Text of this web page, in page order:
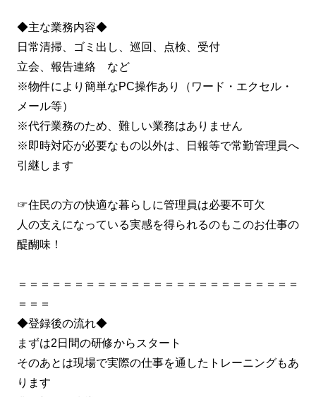
◆主な業務内容◆
日常清掃、ゴミ出し、巡回、点検、受付
立会、報告連絡 など
※物件により簡単なPC操作あり（ワード・エクセル・
メール等）
※代行業務のため、難しい業務はありません
※即時対応が必要なもの以外は、日報等で常勤管理員へ
引継します
☞住民の方の快適な暮らしに管理員は必要不可欠
人の支えになっている実感を得られるのもこのお仕事の
醍醐味！
＝＝＝＝＝＝＝＝＝＝＝＝＝＝＝＝＝＝＝＝＝＝＝＝＝
＝＝＝
◆登録後の流れ◆
まずは2日間の研修からスタート
そのあとは現場で実際の仕事を通したトレーニングもあ
ります